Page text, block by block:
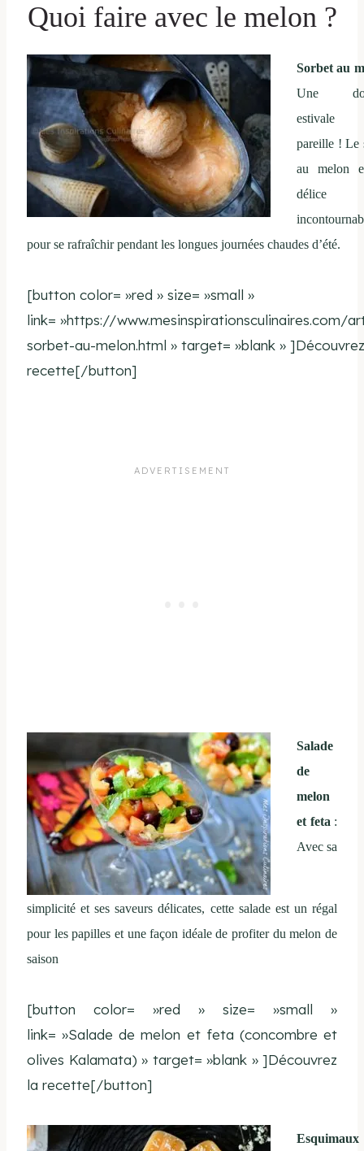
Quoi faire avec le melon ?
Sorbet au
Une
estivale
pareille ! Le
au melon
délice
pour se rafraîchir pendant les longues journées chaudes d’été.
[button color= »red » size= »small »
link= »https://www.mesinspirationsculinaires.com/
sorbet-au-melon.html » target= »blank »
recette[/button]
Salade
de
melon
et feta:
Avec sa
simplicité et ses saveurs délicates, cette salade est un régal
pour les papilles et une façon idéale de profiter du melon de
saison
[button color= »red » size= »small »
link= »Salade de melon et feta (concombre et
olives Kalamata) » target= »blank » ]Découvrez
la recette[/button]